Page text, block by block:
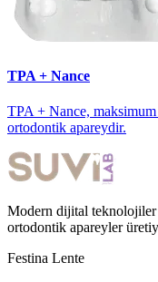
TPA + Nance
TPA + Nance,
ortodontik apareydir.
Modern dijital
ortodontik apareyler
Festina Lente